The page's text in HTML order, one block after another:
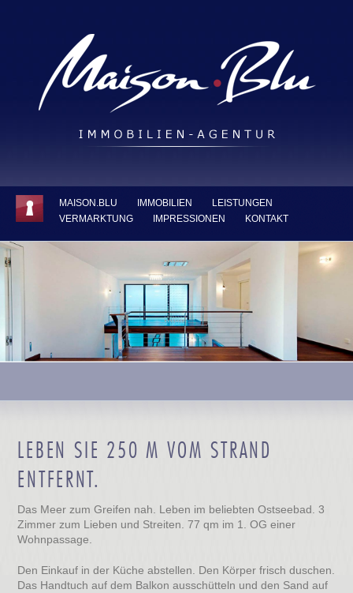
MAISON.BLU IMMOBILIEN
LEISTUNGEN
VERMARKTUNG
IMPRESSIONEN KONTAKT
LEBEN SIE 250 M VOM STRAND
ENTFERNT.
Das Meer zum Greifen nah. Leben im beliebten Ostseebad. 3
Zimmer zum Lieben und Streiten. 77 qm im 1. OG einer
Wohnpassage.
Den Einkauf in der Küche abstellen. Den Körper frisch duschen.
Das Handtuch auf dem Balkon ausschütteln und den Sand auf